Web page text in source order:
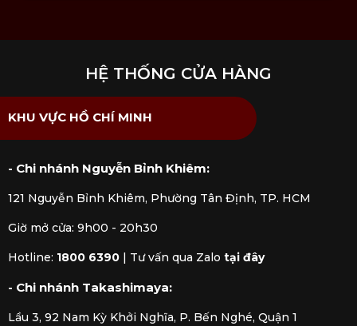
KitchenAid -
Muỗng Cong
Coreline Màu
Đen
KitchenAid -
Muỗng Múc
Mì Coreline
Giá: 299.000₫
Xem chi tiết
KitchenAid -
Xẻng Có Rãnh
Coreline
Giá: 299.000₫
HỆ THỐNG CỬA HÀNG
KHU VỰC HỒ CHÍ MINH
- Chi nhánh Nguyễn Bỉnh Khiêm:
121 Nguyễn Bỉnh Khiêm, Phường Tân Định, TP. HCM
Giờ mở cửa: 9h00 - 20h30
Hotline: 1800 6390 Tư vấn qua Zalo tại đây
- Chi nhánh Takashimaya:
Lầu 3, 92 Nam Kỳ Khởi Nghĩa, P. Bến Nghé, Quận 1